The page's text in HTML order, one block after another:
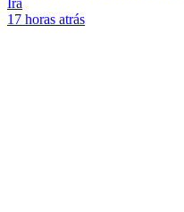
Irã
17 horas atrás